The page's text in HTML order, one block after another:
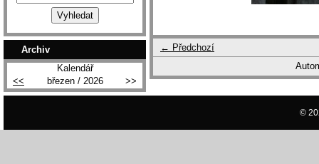
← Předchozí
Archiv
Kalendář
<<
březen / 2026 >>
©